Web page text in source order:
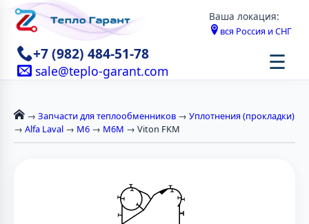
Ваша локация:
вся Россия и СНГ
+7 (982) 484-51-78
sale@teplo-garant.com ☰
→ Запчасти для теплообменников → Уплотнения (прокладки)
→ Alfa Laval → М6 → M6M → Viton FKM